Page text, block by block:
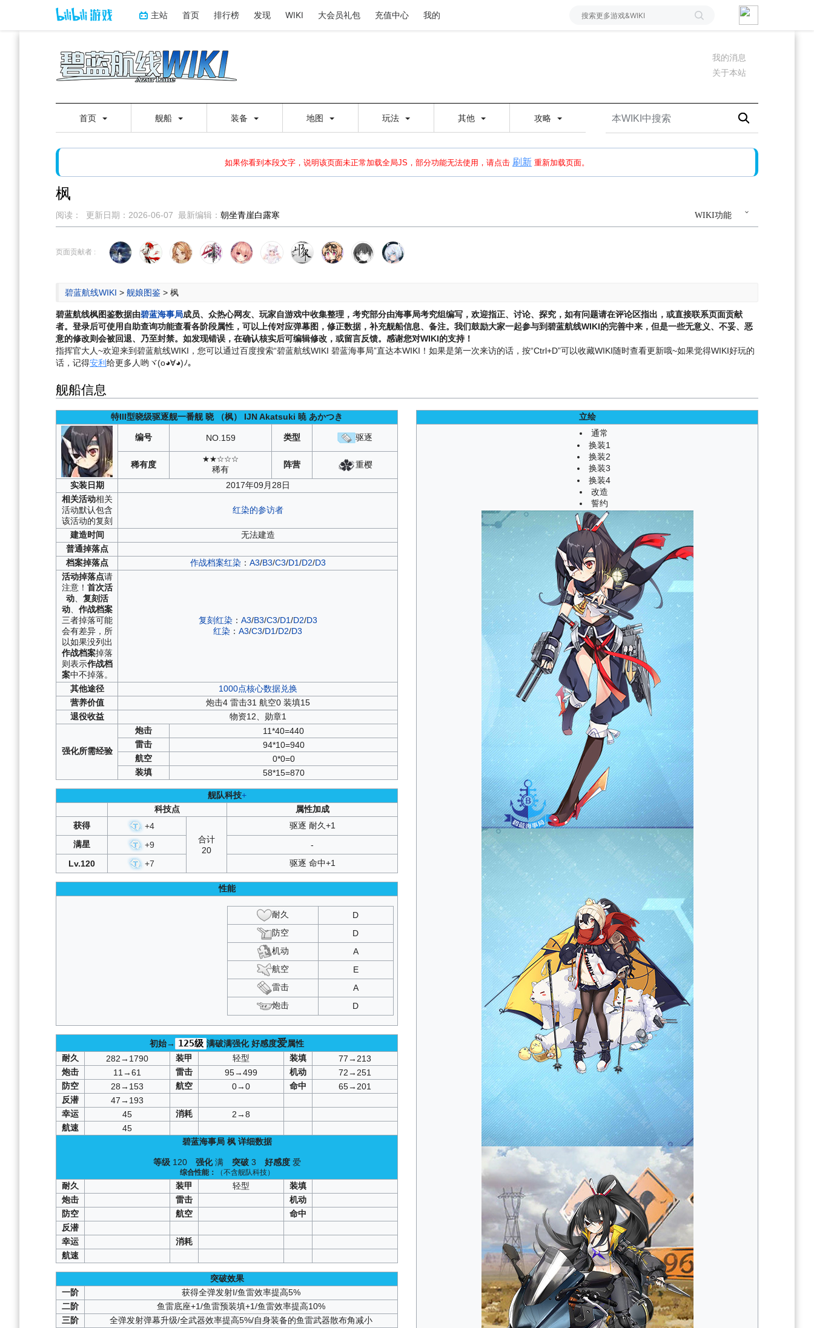
主站 首页 排行榜 发现 WIKI 大会员礼包 充值中心 我的
我的消息
关于本站
首页 舰船 装备 地图 玩法 其他 攻略
如果你看到本段文字，说明该页面未正常加载全局JS，部分功能无法使用，请点击 刷新 重新加载页面。
如果打开页面显示缩略图创建出错，请点击刷新或页面右上WIKI功能中的刷新按钮清除页面缓存并刷新，如果还有问题，请多尝试几次。
枫
WIKI功能
阅读： 更新日期： 2026-06-07 最新编辑： 朝坐青崖白露寒
到
到
页面贡献者 :
碧蓝航线WIKI > 舰娘图鉴 > 枫
碧蓝航线枫图鉴数据由碧蓝海事局成员、众热心网友、玩家自游戏中收集整理，考究部分由海事局考究组编写，欢迎指正、讨论、探究，如有问题请在评论区指出，或直接联系页面贡献
者。登录后可使用自助查询功能查看各阶段属性，可以上传对应弹幕图，修正数据，补充舰船信息、备注。我们鼓励大家一起参与到碧蓝航线WIKI的完善中来，但是一些无意义、不妥、恶
意的修改则会被回退、乃至封禁。如发现错误，在确认核实后可编辑修改，或留言反馈。感谢您对WIKI的支持！
指挥官大人~欢迎来到碧蓝航线WIKI，您可以通过百度搜索“碧蓝航线WIKI 碧蓝海事局”直达本WIKI！如果是第一次来访的话，按“Ctrl+D”可以收藏WIKI随时查看更新哦~如果觉得WIKI好玩的
话，记得安利 给更多人哟ヾ(o◕∀◕)ﾉ。
舰船信息
特III型晓级驱逐舰一番舰 晓 （枫） IJN Akatsuki 暁 あかつき
编号 NO. 159 类型 驱逐
稀有度
★★☆☆☆
稀有 阵营 重樱
实装日期
2017年09月28日
相关活动相关
活动默认包含
该活动的复刻
红染的参访者
建造时间
无法建造
普通掉落点
档案掉落点 作战档案红染 ： A3/B3/C3/D1/D2/D3
活动掉落点请
注意！ 首次活
动、 复刻活
动、 作战档案
三者掉落可能
会有差异，所
以如果没列出
作战档案掉落
则表示作战档
案中不掉落。
复刻红染 ： A3/B3/C3/D1/D2/D3
红染 ： A3/C3/D1/D2/D3
其他途径
1000点核心数据兑换
营养价值
炮击4 雷击31 航空0 装填15
退役收益 物资12、勋章1
强化所需经验
炮击
11*40=440
雷击
94*10=940
航空
0*0=0
装填
58*15=870
舰队科技+
科技点
属性加成
获得
+4
合计
20
驱逐 耐久+1
满星
+9
-
Lv.120
+7 驱逐 命中+1
性能
耐久
D
防空
D
机动
A
航空
E
雷击
A
炮击
D
初始→ 125级 满破满强化好感度爱属性
耐久
282→1790 装甲 轻型 装填
77→213
炮击
11→61 雷击 95→499 机动
72→251
防空
28→153 航空 0→0 命中
65→201
反潜
47→193
幸运
45 消耗
2→8
航速
45
碧蓝海事局 枫详细数据
等级 120 强化满 突破 3 好感度 爱
综合性能： （不含舰队科技）
耐久 装甲 轻型
装填
炮击
雷击
机动
防空
航空
命中
反潜
幸运
消耗
航速
突破效果
一阶
获得全弹发射I/鱼雷效率提高5%
二阶
鱼雷底座+1/鱼雷预装填+1/鱼雷效率提高10%
三阶
全弹发射弹幕升级/全武器效率提高5%/自身装备的鱼雷武器散布角减小
立绘
通常
换装1
换装2
换装3
换装4
改造
誓约